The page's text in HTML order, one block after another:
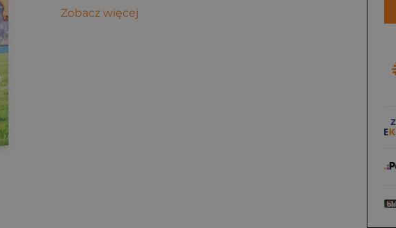
Zobacz więcej